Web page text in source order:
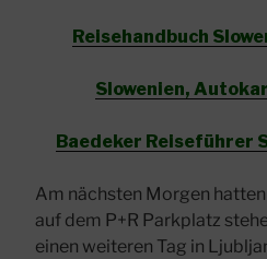
Reisehandbuch
Slowenien,
Baedeker Reiseführer
Am nächsten Morgen
auf dem P+R Parkplatz
einen weiteren Tag in